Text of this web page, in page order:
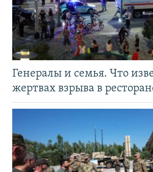
Генералы и семья. Что
жертвах взрыва в